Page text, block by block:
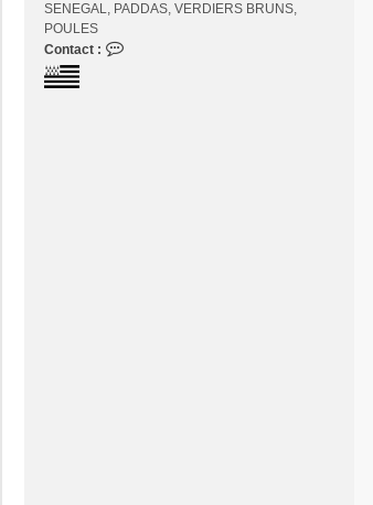
SENEGAL, PADDAS, VERDIERS BRUNS,
POULES
Contact :